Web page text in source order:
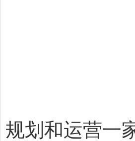
规划和运营一